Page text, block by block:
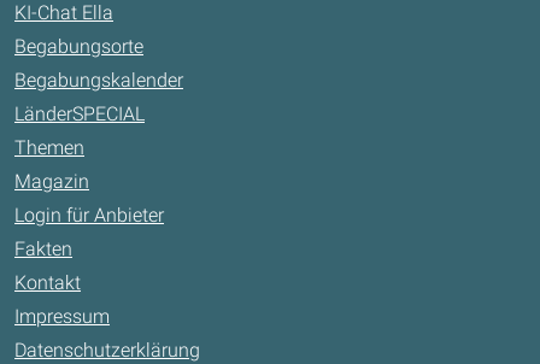
KI-Chat Ella
Begabungsorte
Begabungskalender
LänderSPECIAL
Themen
Magazin
Login für Anbieter
Fakten
Kontakt
Impressum
Datenschutzerklärung